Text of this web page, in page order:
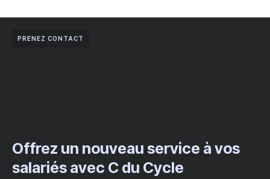
PRENEZ CONTACT
Offrez un nouveau service à vos
salariés avec C du Cycle